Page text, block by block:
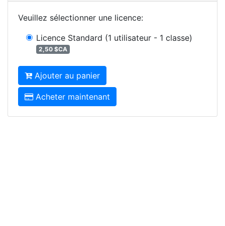
Veuillez sélectionner une licence:
Licence Standard (1 utilisateur - 1 classe)
2,50 $CA
Ajouter au panier
Acheter maintenant